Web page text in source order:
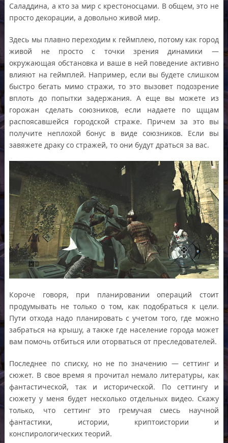
Саладдина, а кто за мир с крестоносцами. В общем, это не
просто декорации, а довольно живой мир.
Здесь мы плавно переходим к геймплею, потому как город
живой не просто с точки зрения динамики —
окружающая обстановка и ваше в ней поведение активно
влияют на геймплей. Например, если вы будете слишком
быстро бегать мимо стражи, то это вызовет подозрение
вплоть до попытки задержания. А еще вы можете из
горожан сделать союзников, если надаете по щщам
распоясавшейся городской страже. Причем за это вы
получите неплохой бонус в виде союзников. Если вы
завяжете драку со стражей, то они будут драться за вас.
Короче говоря, при планировании операций стоит
продумывать не только о том, как подобраться к цели.
Пути отхода надо планировать с учетом того, где можно
забраться на крышу, а также где население города может
вам помочь отбиться или оторваться от преследователей.
Последнее по списку, но не по значению — сеттинг и
сюжет. В свое время я прочитал немало литературы, как
фантастической, так и исторической. По сеттингу и
сюжету у меня будет несколько отдельных видео. Скажу
только, что сеттинг это гремучая смесь научной
фантастики, истории, криптоистории и
конспирологических теорий.